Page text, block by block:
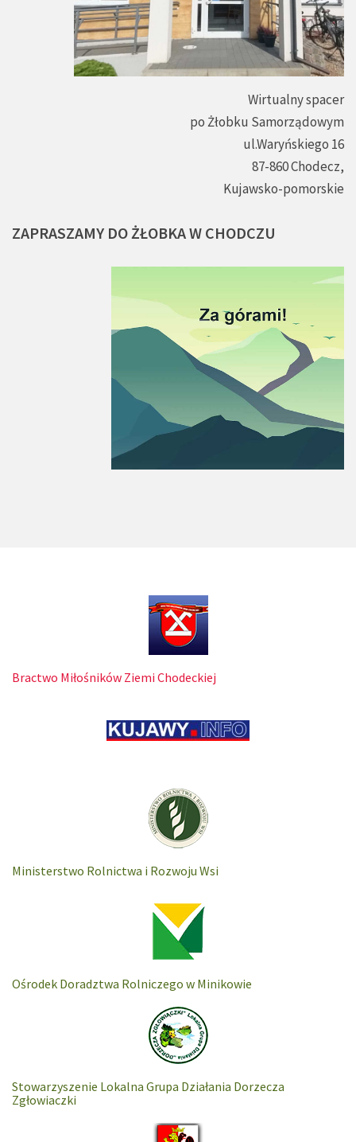
Wirtualny spacer
po Żłobku Samorządowym
ul.Waryńskiego 16
87-860 Chodecz,
Kujawsko-pomorskie
ZAPRASZAMY DOŻŁOBKAW CHODCZU
Bractwo Miłośników Ziemi Chodeckiej
Ministerstwo Rolnictwa i Rozwoju Wsi
Ośrodek Doradztwa Rolniczego w Minikowie
Stowarzyszenie Lokalna Grupa Działania Dorzecza
Zgłowiaczki